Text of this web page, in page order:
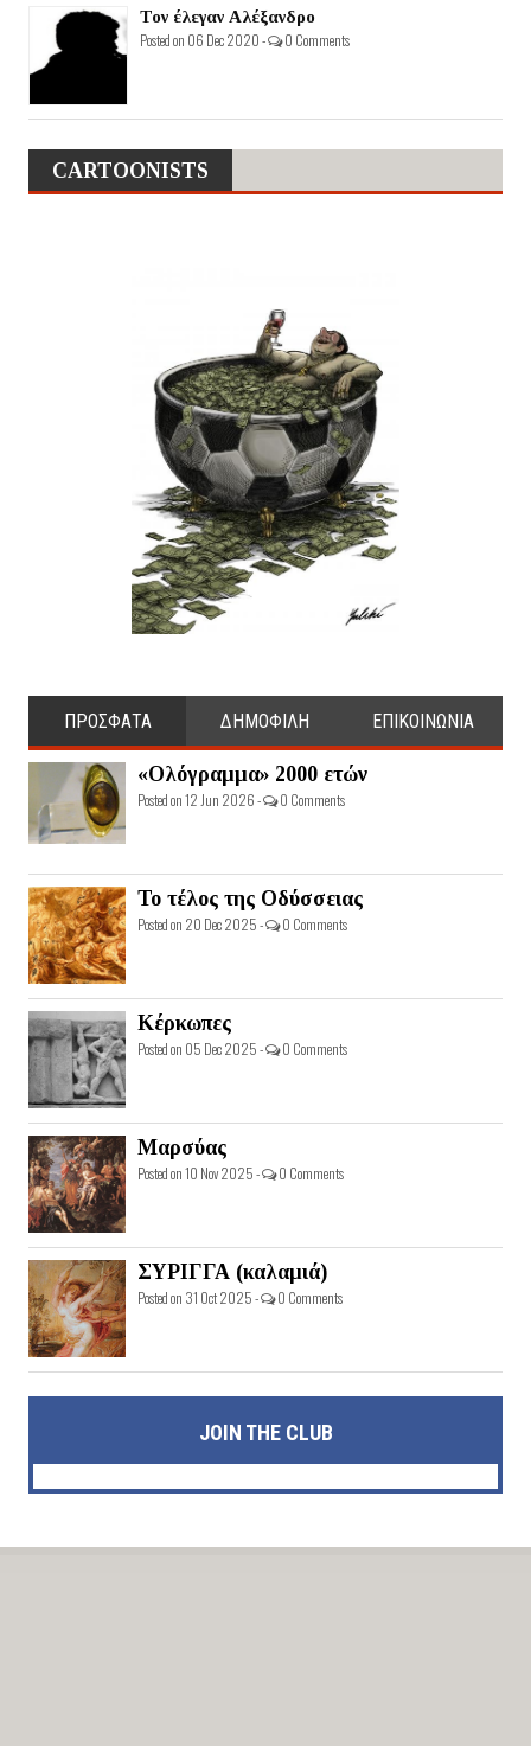
Τον έλεγαν Αλέξανδρο
Posted on 06 Dec 2020 - 0 Comments
CARTOONISTS
ΠΡΟΣΦΑΤΑ ΔΗΜΟΦΙΛΗ ΕΠΙΚΟΙΝΩΝΙΑ
«Ολόγραμμα» 2000 ετών
Posted on 12 Jun 2026 - 0 Comments
Το τέλος της Οδύσσειας
Posted on 20 Dec 2025 - 0 Comments
Κέρκωπες
Posted on 05 Dec 2025 - 0 Comments
Μαρσύας
Posted on 10 Nov 2025 - 0 Comments
ΣΥΡΙΓΓΑ (καλαμιά)
Posted on 31 Oct 2025 - 0 Comments
JOIN THE CLUB